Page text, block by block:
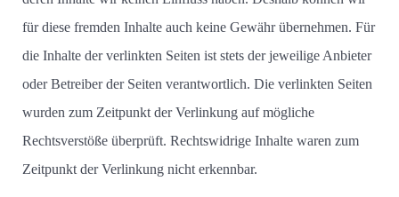
für diese fremden Inhalte auch keine Gewähr übernehmen. Für
die Inhalte der verlinkten Seiten ist stets der jeweilige Anbieter
oder Betreiber der Seiten verantwortlich. Die verlinkten Seiten
wurden zum Zeitpunkt der Verlinkung auf mögliche
Rechtsverstöße überprüft. Rechtswidrige Inhalte waren zum
Zeitpunkt der Verlinkung nicht erkennbar.